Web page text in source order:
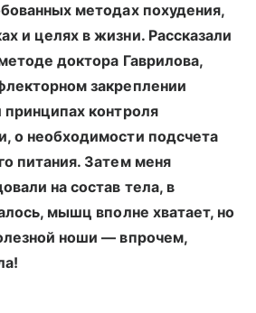
методах похудения,
и целях в жизни. Рассказали
доктора Гаврилова,
закреплении
принципах контроля
о необходимости подсчета
питания. Затем меня
на состав тела, в
мышц вполне хватает, но
ноши — впрочем,